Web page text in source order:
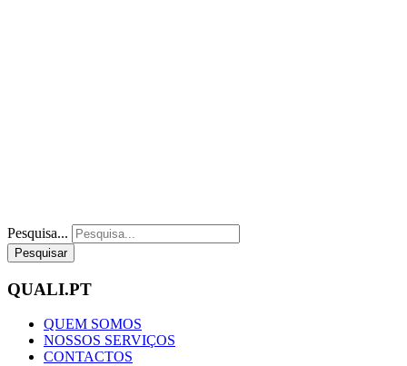
Pesquisa...
Pesquisar
QUALI.PT
QUEM SOMOS
NOSSOS SERVIÇOS
CONTACTOS